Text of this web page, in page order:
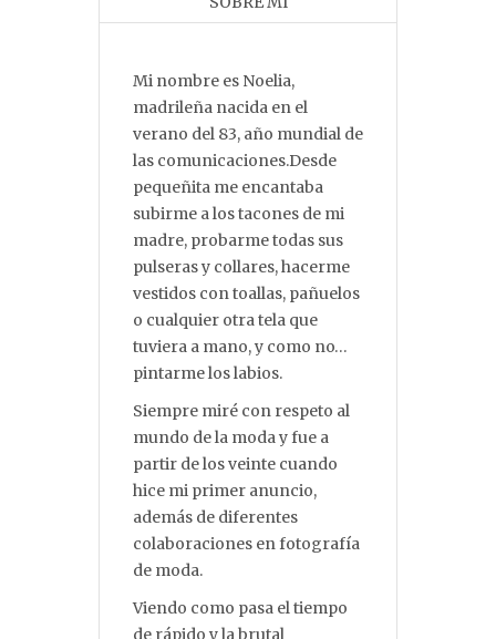
Mi nombre es Noelia,
madrileña nacida en el
verano del 83, año mundial de
las comunicaciones.Desde
pequeñita me encantaba
subirme a los tacones de mi
madre, probarme todas sus
pulseras y collares, hacerme
vestidos con toallas, pañuelos
o cualquier otra tela que
tuviera a mano, y como no…
pintarme los labios.
Siempre miré con respeto al
mundo de la moda y fue a
partir de los veinte cuando
hice mi primer anuncio,
además de diferentes
colaboraciones en fotografía
de moda.
Viendo como pasa el tiempo
de rápido y la brutal